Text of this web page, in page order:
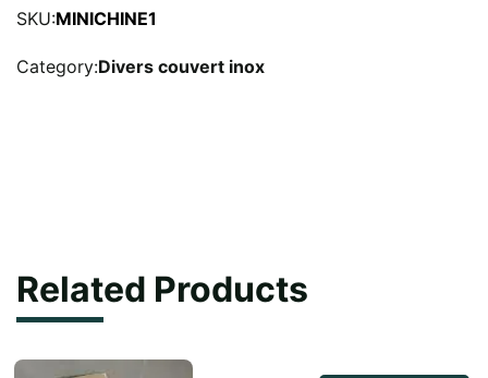
pic
SKU:MINICHINE1
Category:Divers couvert inox
Related Products